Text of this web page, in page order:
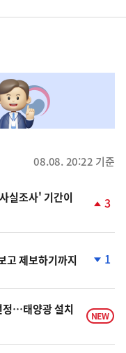
08.08. 20:22 기준
실조사' 기간이
상
3
고 제보하기까지
하
락
1
정…태양광 설치
NEW